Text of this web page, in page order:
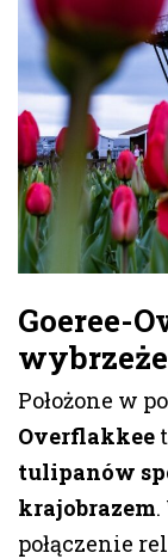
Goeree-
wybrzeże
Położone w
Overflakkee
tulipanów
krajobrazem
połączenie